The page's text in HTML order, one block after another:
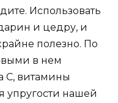
Использовать
и цедру, и
полезно. По
в нем
С, витамины
упругости нашей